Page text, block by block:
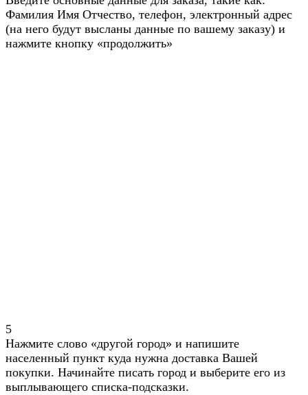
Фамилия Имя Отчество, телефон, электронный адрес
(на него будут высланы данные по вашему заказу) и
нажмите кнопку «продолжить»
5
Нажмите слово «другой город» и напишите
населенный пункт куда нужна доставка Вашей
покупки. Начинайте писать город и выберите его из
выплывающего списка-подсказки.